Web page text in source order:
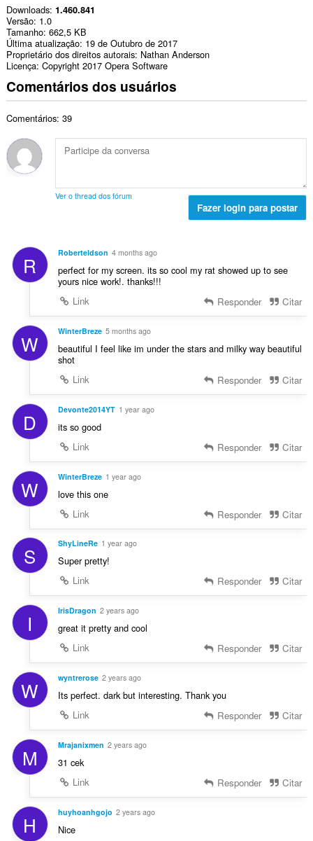
Downloads 1.460.841
Versão 1.0
Tamanho 662,5 KB
Última atualização 19 de Outubro de 2017
Proprietário dos direitos autorais Nathan Anderson
Licença Copyright 2017 Opera Software
Comentários dos usuários
Comentários: 39
Ver o thread dos fórum
Fazer login para postar
R Roberteldson 4 months ago
perfect for my screen. its so cool my rat showed up to see
yours nice work!. thanks!!!
Link
Responder Citar
W WinterBreze 5 months ago
beautiful I feel like im under the stars and milky way beautiful
shot
Link
Responder Citar
D Devonte2014YT 1 year ago
its so good
Link
Responder Citar
W WinterBreze 1 year ago
love this one
Link
Responder Citar
S ShyLineRe 1 year ago
Super pretty!
Link
Responder Citar
I IrisDragon 2 years ago
great it pretty and cool
Link
Responder Citar
W wyntrerose 2 years ago
Its perfect. dark but interesting. Thank you
Link
Responder Citar
M Mrajanixmen 2 years ago
31 cek
Link
Responder Citar
H huyhoanhgojo 2 years ago
Nice